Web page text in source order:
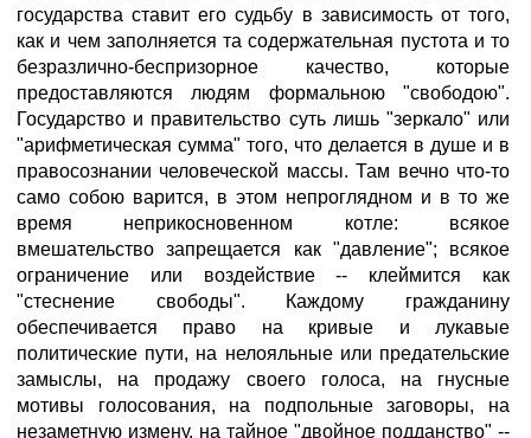
государства ставит его судьбу в зависимость от того,
как и чем заполняется та содержательная пустота и то
безразлично-беспризорное качество, которые
предоставляются людям формальною "свободою".
Государство и правительство суть лишь "зеркало" или
"арифметическая сумма" того, что делается в душе и в
правосознании человеческой массы. Там вечно что-то
само собою варится, в этом непроглядном и в то же
время неприкосновенном котле: всякое
вмешательство запрещается как "давление"; всякое
ограничение или воздействие -- клеймится как
"стеснение свободы". Каждому гражданину
обеспечивается право на кривые и лукавые
политические пути, на нелояльные или предательские
замыслы, на продажу своего голоса, на гнусные
мотивы голосования, на подпольные заговоры, на
незаметную измену, на тайное "двойное подданство" --